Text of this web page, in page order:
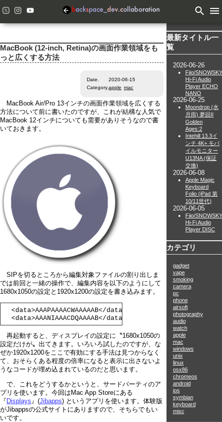
search menu
MacBook (12-inch, Retina)の画面作業領域をも
っと広くする方法
Date.
2020-06-15
Category.apple mac
MacBook Air/Pro 13インチの画面作業領域を広くする
方法について前に書いたのですが、これが結構な人気で
MacBook 12インチについても需要がありそうなので書
いておきます。
SIPを切るところから編集対象ファイルの割り出しま
では前回と一緒の操作で、編集内容を以下のようにして
1680x1050の設定と1920x1200の設定を書き込みます。
  <data>AAAPAAAACWAAAAAB</data>
  <data>AAANIAAACDQAAAAB</data>
再起動すると、ディスプレイの設定に〝1680x1050の
設定だけが〟出てきます。いろいろ試したのですが、な
ぜか1920x1200をここで有効にする手法は見つからなく
て、おそらくある程度の倍率になると表示に出さないよ
うなコードが埋め込まれているのだと思います。
で、これをどうするかというと、サードパーティのア
プリを使います。今回はMac App Storeにある
『 Displays 』(Jibapps) というアプリを使います。体験版
がJibappsの公式サイトにありますので、そちらでもい
いです。
最新タイトル一
覧
2026-06-26
Fiio/SNOWSKY
Hi-Fi Audio
Player ECHO
NANO
2026-06-25
Moondrop (水
月雨) 夢回II
Golden
Ages:2
Intehill 13.3イ
ンチ 4K+ モバ
イルモニター
U13NA (保証
交換)
2026-06-08
Apple Magic
Keyboard
Folio (iPad 第
10/11世代)
2026-06-05
Fiio/SNOWSKY
Hi-Fi Audio
Player DISC
カテゴリ
gadget
vape
smoking
camera
pc
phone
airsoft
photography
audio
watch
apple
mac
windows
unix
linux
osx86
chromeos
android
ios
symbian
keyboard
misc